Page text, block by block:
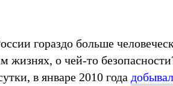
гораздо больше
жизнях, о чей-то
в январе 2010 года